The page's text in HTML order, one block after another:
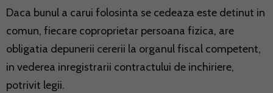
Daca bunul a carui folosinta se cedeaza este detinut in
comun, fiecare coproprietar persoana fizica, are
obligatia depunerii cererii la organul fiscal competent,
in vederea inregistrarii contractului de inchiriere,
potrivit legii.